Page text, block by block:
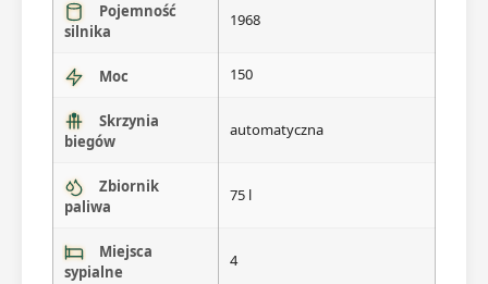
Pojemność
silnika
1968
Moc 150
Skrzynia
biegów
automatyczna
Zbiornik
paliwa
75 l
Miejsca
sypialne
4